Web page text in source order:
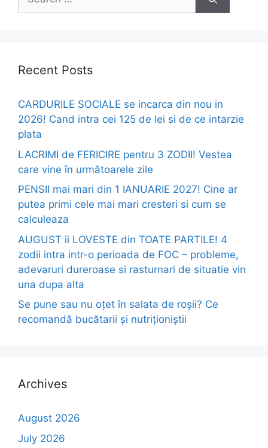
for:
Recent Posts
CARDURILE SOCIALE se incarca din nou in
2026! Cand intra cei 125 de lei si de ce intarzie
plata
LACRIMI de FERICIRE pentru 3 ZODII! Vestea
care vine în următoarele zile
PENSII mai mari din 1 IANUARIE 2027! Cine ar
putea primi cele mai mari cresteri si cum se
calculeaza
AUGUST ii LOVESTE din TOATE PARTILE! 4
zodii intra intr-o perioada de FOC – probleme,
adevaruri dureroase si rasturnari de situatie vin
una dupa alta
Se pune sau nu oțet în salata de roșii? Ce
recomandă bucătarii și nutriționiștii
Archives
August 2026
July 2026